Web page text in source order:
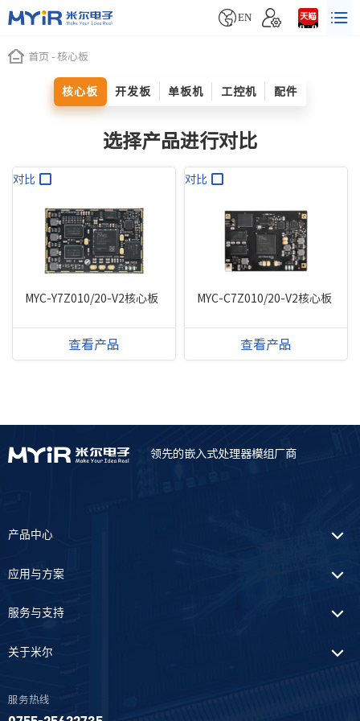

EN 
首页 - 核心板
核心板 开发板 单板机 工控机 配件
选择产品进行对比
对比
MYC-Y7Z010/20-V2核心板
查看产品
对比
MYC-C7Z010/20-V2核心板
查看产品
领先的嵌入式处理器模组厂商
产品中心
应用与方案
服务与支持
关于米尔
服务热线